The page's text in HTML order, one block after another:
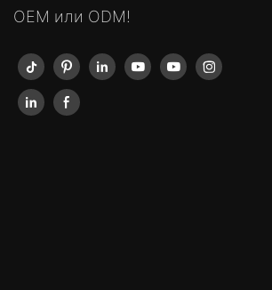
OEM или ODM!